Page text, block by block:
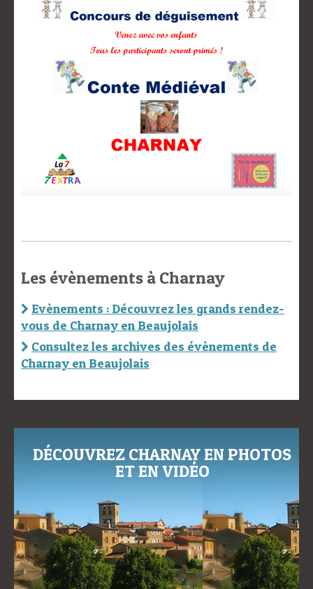
Les évènements à Charnay
Evènements : Découvrez les grands rendez-
vous de Charnay en Beaujolais
Consultez les archives des évènements de
Charnay en Beaujolais
DÉCOUVREZ CHARNAY EN PHOTOS
ET EN VIDÉO